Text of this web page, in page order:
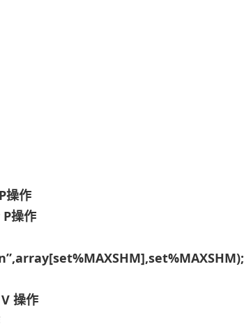
作
操作
操作